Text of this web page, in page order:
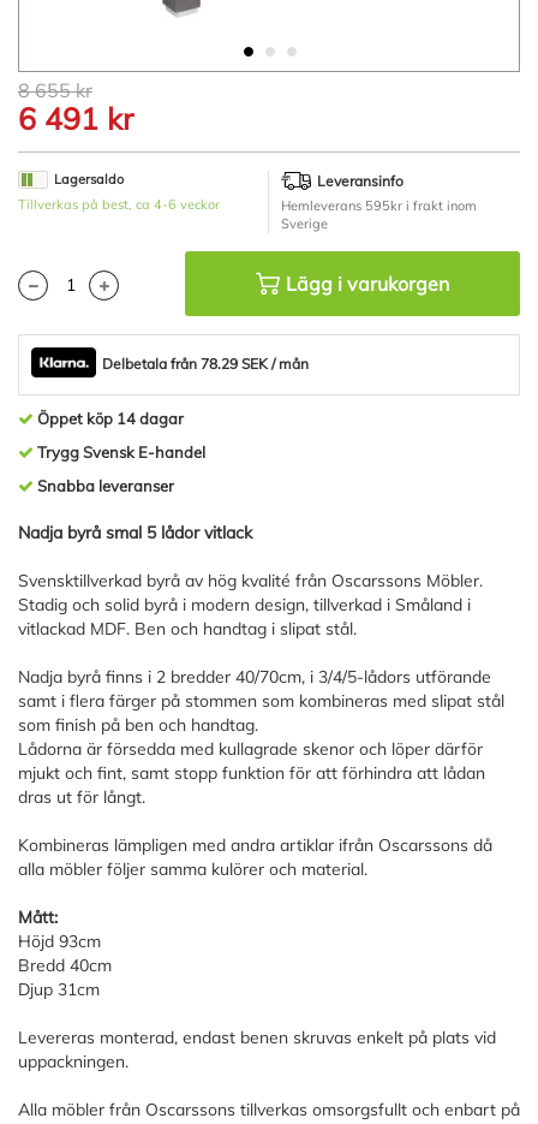
Hoppa
till
början
av
bildgalleriet
8 655 kr
6 491 kr
Lagersaldo
Tillverkas på best, ca 4-6 veckor
Leveransinfo
Hemleverans 595kr i frakt inom
Sverige
Lägg i varukorgen
Delbetala från 78.29 SEK / mån
Öppet köp 14 dagar
Trygg Svensk E-handel
Snabba leveranser
Nadja byrå smal 5 lådor vitlack
Svensktillverkad byrå av hög kvalité från Oscarssons Möbler.
Stadig och solid byrå i modern design, tillverkad i Småland i
vitlackad MDF. Ben och handtag i slipat stål.
Nadja byrå finns i 2 bredder 40/70cm, i 3/4/5-lådors utförande
samt i flera färger på stommen som kombineras med slipat stål
som finish på ben och handtag.
Lådorna är försedda med kullagrade skenor och löper därför
mjukt och fint, samt stopp funktion för att förhindra att lådan
dras ut för långt.
Kombineras lämpligen med andra artiklar ifrån Oscarssons då
alla möbler följer samma kulörer och material.
Mått:
Höjd 93cm
Bredd 40cm
Djup 31cm
Levereras monterad, endast benen skruvas enkelt på plats vid
uppackningen.
Alla möbler från Oscarssons tillverkas omsorgsfullt och enbart på